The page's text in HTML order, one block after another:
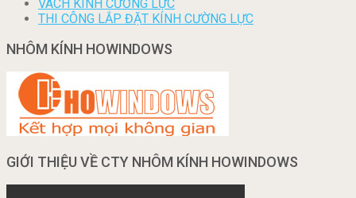
VÁCH KÍNH CƯỜNG LỰC
THI CÔNG LẮP ĐẶT KÍNH CƯỜNG LỰC
NHÔM KÍNH HOWINDOWS
GIỚI THIỆU VỀ CTY NHÔM KÍNH HOWINDOWS